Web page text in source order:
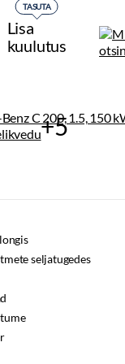
Lisa
kuulutus
TASUTA
+5
seljatugedes
tume